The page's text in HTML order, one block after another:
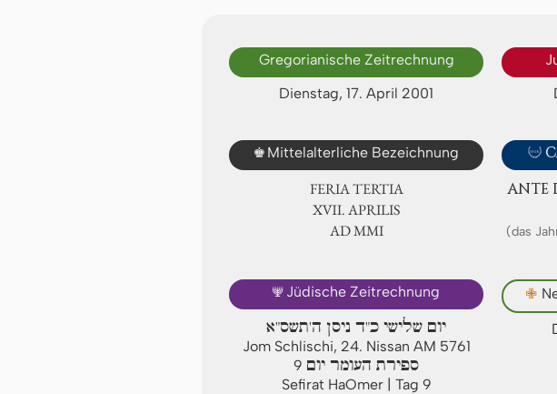
Gregorianische Zeitrechnung
Dienstag, 17. April 2001
♚ Mittelalterliche Bezeichnung
FERIA TERTIA
ⅩⅦ. APRILIS
AD ⅯⅯⅠ

ANTE
(das
🕎 Jüdische Zeitrechnung
יום שלישי כ"ד ניסן ה'תשס"א
Jom Schlischi, 24. Nissan AM 5761
9 ספירת העומר יום
Sefirat HaOmer | Tag 9
✙